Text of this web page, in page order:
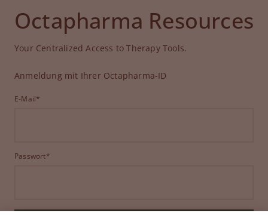
Octapharma Resources
Your Centralized Access to Therapy Tools.
Anmeldung mit Ihrer Octapharma-ID
E-Mail*
Passwort*